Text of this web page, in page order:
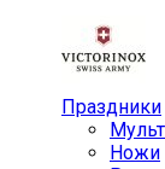
Праздники
Ножи